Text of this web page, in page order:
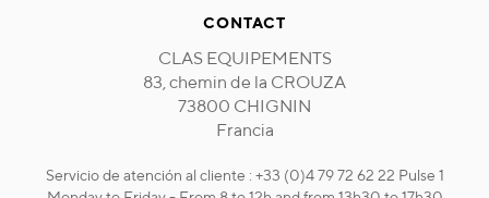
CONTACT
CLAS EQUIPEMENTS
83, chemin de la CROUZA
73800 CHIGNIN
Francia
Servicio de atención al cliente : +33 (0)4 79 72 62 22 Pulse 1